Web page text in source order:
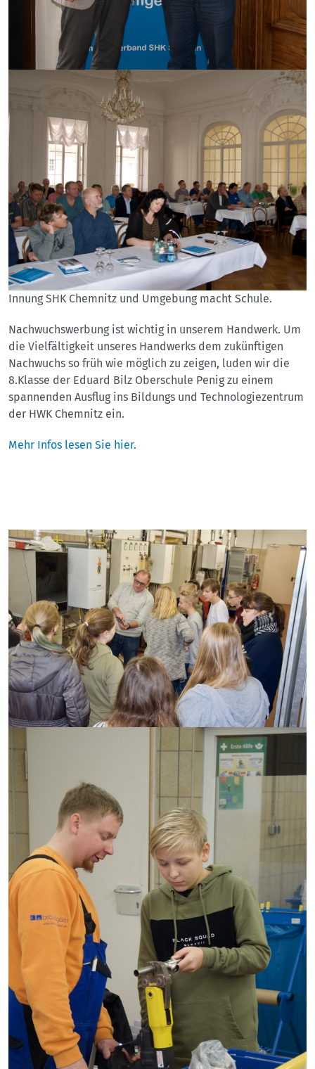
Innung SHK Chemnitz und Umgebung macht Schule.
Nachwuchswerbung ist wichtig in unserem Handwerk. Um
die Vielfältigkeit unseres Handwerks dem zukünftigen
Nachwuchs so früh wie möglich zu zeigen, luden wir die
8.Klasse der Eduard Bilz Oberschule Penig zu einem
spannenden Ausflug ins Bildungs und Technologiezentrum
der HWK Chemnitz ein.
Mehr Infos lesen Sie hier.